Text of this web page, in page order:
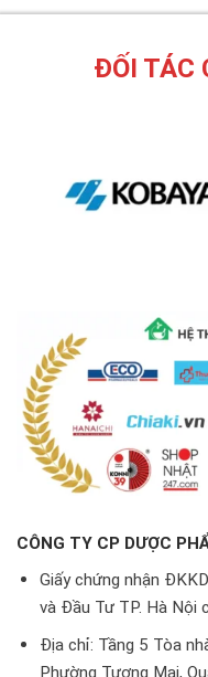
ĐỐI TÁC
CÔNG TY CP DƯỢC
Giấy chứng nhận
và Đầu Tư TP. Hà Nội
Địa chỉ: Tầng 5 Tòa